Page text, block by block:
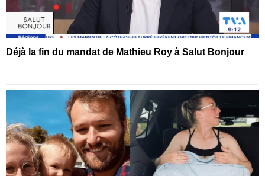
Déjà la fin du mandat de Mathieu Roy à Salut Bonjour